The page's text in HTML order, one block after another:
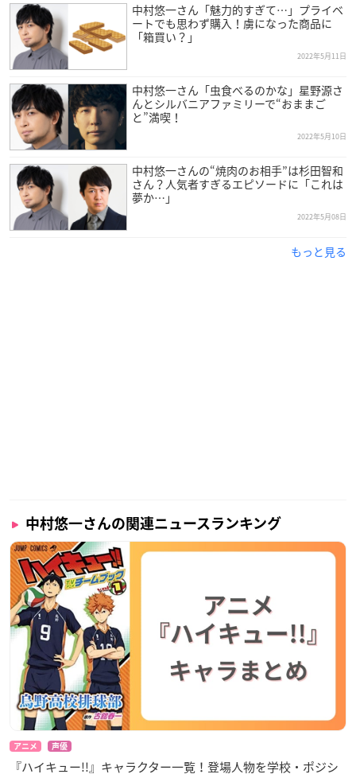
中村悠一さん「魅力的すぎて…」プライベ
ートでも思わず購入！虜になった商品に
「箱買い？」
2022年5月11日
中村悠一さん「虫食べるのかな」星野源さ
んとシルバニアファミリーで“おままご
と”満喫！
2022年5月10日
中村悠一さんの“焼肉のお相手”は杉田智和
さん？人気者すぎるエピソードに「これは
夢か…」
2022年5月08日
もっと見る
中村悠一さんの関連ニュースランキング
アニメ 声優
『ハイキュー!!』キャラクター一覧！登場人物を学校・ポジシ